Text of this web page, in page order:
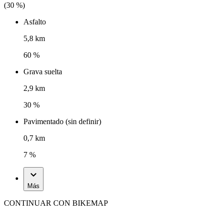
(30 %)
Asfalto
5,8 km
60 %
Grava suelta
2,9 km
30 %
Pavimentado (sin definir)
0,7 km
7 %
Más
CONTINUAR CON BIKEMAP